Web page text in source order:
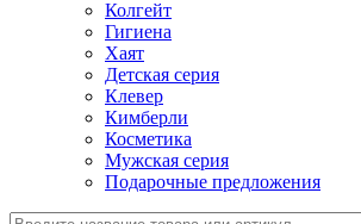
Колгейт
Гигиена
Хаят
Детская серия
Клевер
Кимберли
Косметика
Мужская серия
Подарочные предложения